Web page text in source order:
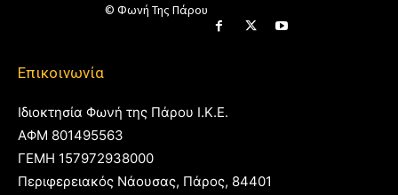
© Φωνή Της Πάρου
Επικοινωνία
Ιδιοκτησία Φωνή της Πάρου Ι.Κ.Ε.
ΑΦΜ 801495563
ΓΕΜΗ 157972938000
Περιφερειακός Νάουσας, Πάρος, 84401